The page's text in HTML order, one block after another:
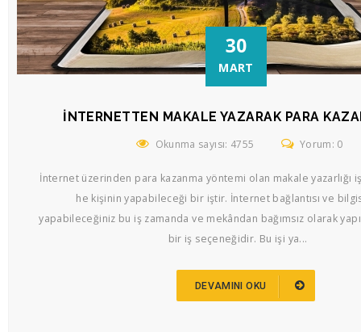
30
MART
İNTERNETTEN MAKALE YAZARAK PARA
Okunma sayısı: 4755 Yorum: 0
İnternet üzerinden para kazanma yöntemi olan makale yazarlığı
he kişinin yapabileceği bir iştir. İnternet bağlantısı ve
yapabileceğiniz bu iş zamanda ve mekândan bağımsız olarak
bir iş seçeneğidir. Bu işi ya...
DEVAMINI OKU